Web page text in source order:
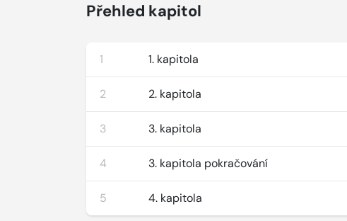
Přehled kapitol
1 1. kapitola
2 2. kapitola
3 3. kapitola
4 3. kapitola pokračování
5 4. kapitola